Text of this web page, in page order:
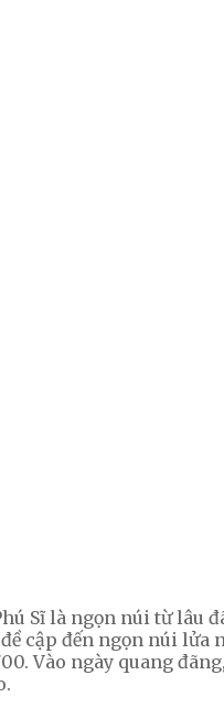
Sĩ là ngọn núi từ lâu
cập đến ngọn núi lửa
Vào ngày quang